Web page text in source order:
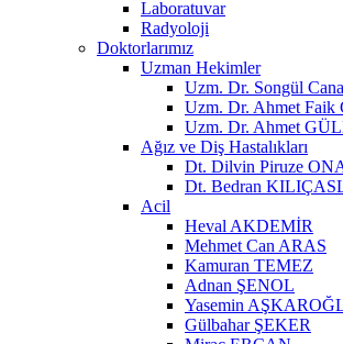
Laboratuvar
Radyoloji
Doktorlarımız
Uzman Hekimler
Uzm. Dr. Songül
Uzm. Dr. Ahmet Faik
Uzm. Dr. Ahmet
Ağız ve Diş Hastalıkları
Dt. Dilvin Piruze
Dt. Bedran
Acil
Heval AKDEMİR
Mehmet Can ARAS
Kamuran TEMEZ
Adnan ŞENOL
Yasemin
Gülbahar ŞEKER